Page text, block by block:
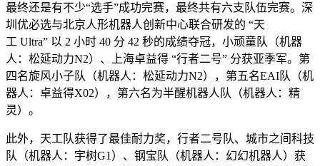
最终还是有不少“选手”成功完赛，最终共有六支队伍完赛。深
圳优必选与北京人形机器人创新中心联合研发的 “天
工 Ultra” 以 2 小时 40 分 42 秒的成绩夺冠，小顽童队（机器
人：松延动力N2）、上海卓益得 “行者二号” 分获亚季军。第
四名旋风小子队（机器人：松延动力N2），第五名EAI队（机
器人：卓益得X02），第六名为半醒机器人队（机器人：精
灵）。
此外，天工队获得了最佳耐力奖，行者二号队、城市之间科技
队（机器人：宇树G1）、钢宝队（机器人：幻幻机器人）获